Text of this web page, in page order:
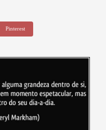
Pinterest